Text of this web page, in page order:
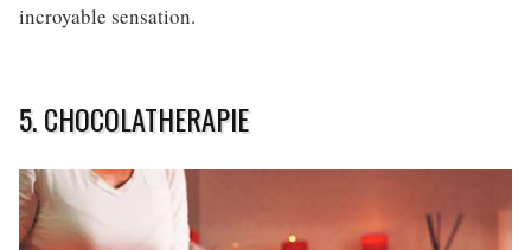
incroyable sensation.
5. CHOCOLATHERAPIE